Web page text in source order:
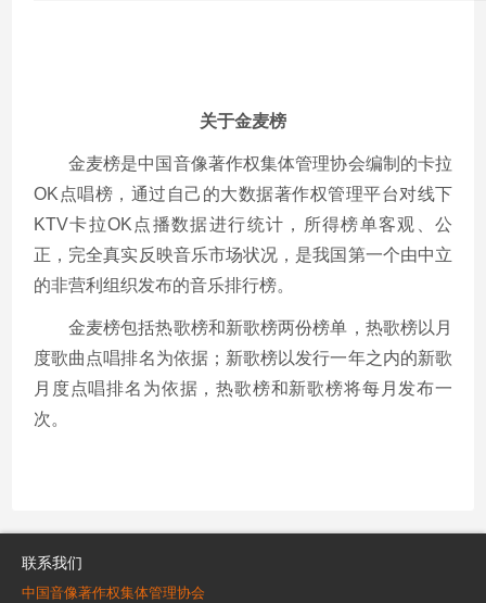
关于金麦榜
金麦榜是中国音像著作权集体管理协会编制的卡拉
OK点唱榜，通过自己的大数据著作权管理平台对线下
KTV卡拉OK点播数据进行统计，所得榜单客观、公
正，完全真实反映音乐市场状况，是我国第一个由中立
的非营利组织发布的音乐排行榜。
金麦榜包括热歌榜和新歌榜两份榜单，热歌榜以月
度歌曲点唱排名为依据；新歌榜以发行一年之内的新歌
月度点唱排名为依据，热歌榜和新歌榜将每月发布一
次。
联系我们
中国音像著作权集体管理协会